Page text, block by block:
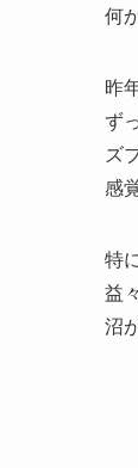
何
昨
ず
ズ
感
特
益
沼